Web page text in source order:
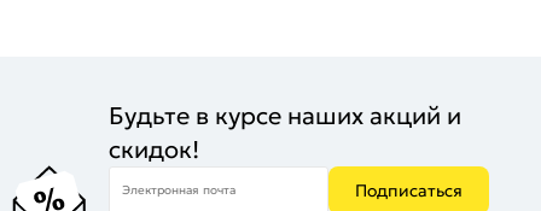
Будьте в курсе наших акций и
скидок!
Электронная почта Подписаться